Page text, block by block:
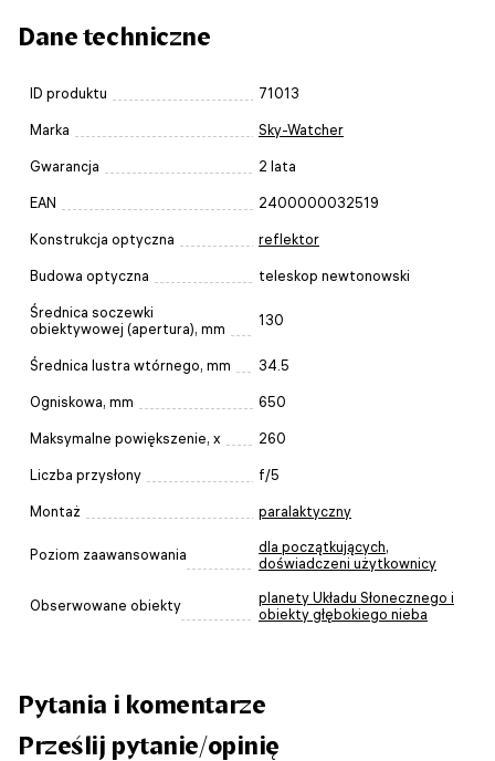
Dane techniczne
ID produktu 71013
Marka Sky-Watcher
Gwarancja 2 lata
EAN 2400000032519
Konstrukcja optyczna reflektor
Budowa optyczna teleskop newtonowski
Średnica soczewki
obiektywowej (apertura), mm
130
Średnica lustra wtórnego, mm 34.5
Ogniskowa, mm 650
Maksymalne powiększenie, x 260
Liczba przysłony f/5
Montaż paralaktyczny
Poziom zaawansowania dla początkujących,
doświadczeni użytkownicy
Obserwowane obiekty
planety Układu Słonecznego i
obiekty głębokiego nieba
Pytania i komentarze
Prześlij pytanie/opinię